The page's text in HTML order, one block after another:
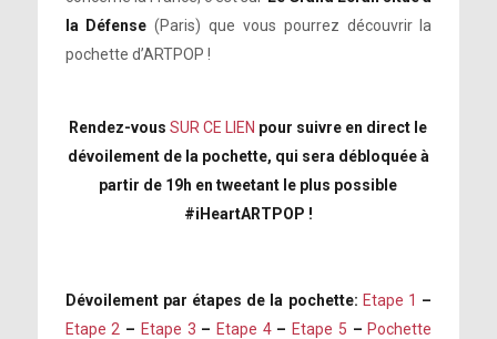
la Défense (Paris) que vous pourrez découvrir la
pochette d’ARTPOP !
Rendez-vousSUR CE LIEN pour suivre en direct le
dévoilement de la pochette, qui sera débloquée à
partir de 19h en tweetant le plus possible
#iHeartARTPOP !
Dévoilement par étapes de la pochette: Etape 1 –
Etape 2 – Etape 3 – Etape 4–Etape 5 –Pochette